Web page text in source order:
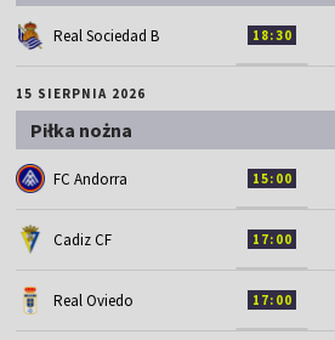
Real Sociedad B 18:30
15 SIERPNIA 2026
Piłka nożna
FC Andorra 15:00
Cadiz CF 17:00
Real Oviedo 17:00